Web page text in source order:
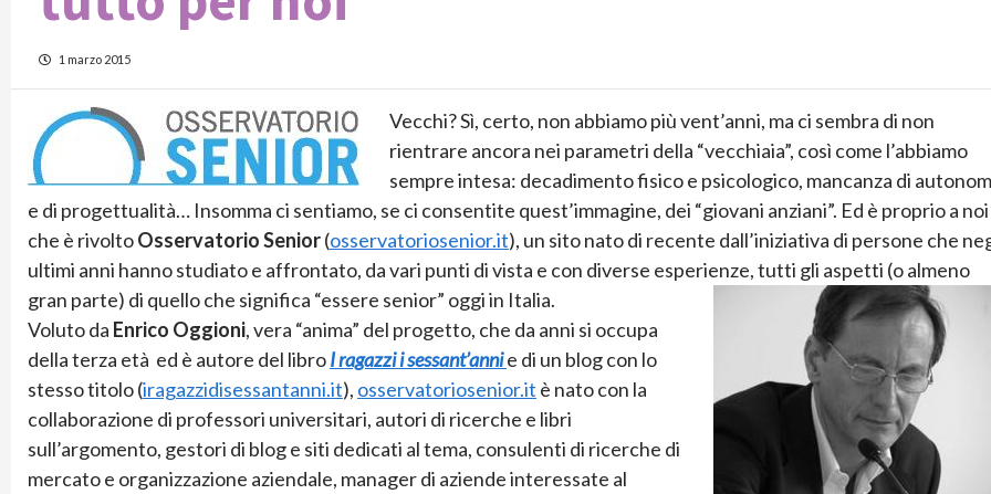
1 marzo 2015
Vecchi? Sì, certo, non abbiamo più vent’anni, ma ci sembra di non
rientrare ancora nei parametri della “vecchiaia”, così come l’abbiamo
sempre intesa: decadimento fisico e psicologico, mancanza di
e di progettualità… Insomma ci sentiamo, se ci consentite quest’immagine, dei “giovani anziani”. Ed è proprio a noi
che è rivoltoOsservatorio Senior(osservatoriosenior.it), un sito nato di recente dall’iniziativa di persone che
ultimi anni hanno studiato e affrontato, da vari punti di vista e con diverse esperienze, tutti gli aspetti (o almeno
gran parte) di quello che significa “essere senior” oggi in Italia.
Voluto da Enrico Oggioni, vera “anima” del progetto, che da anni si occupa
della terza età ed è autore del libroI ragazzi i sessant’annie di un blog con lo
stesso titolo (iragazzidisessantanni.it), osservatoriosenior.it è nato con la
collaborazione di professori universitari, autori di ricerche e libri
sull’argomento, gestori di blog e siti dedicati al tema, consulenti di ricerche di
mercato e organizzazione aziendale, manager di aziende interessate al